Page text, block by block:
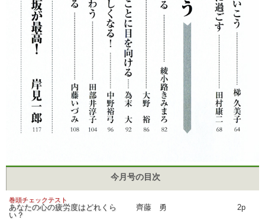
今月号の目次
巻頭チェックテスト
あなたの心の疲労度はどれくら
い？
齊藤 勇 2p